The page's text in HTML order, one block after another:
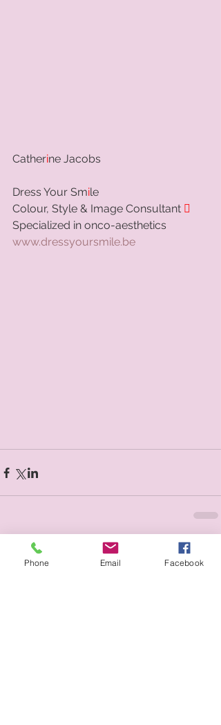
Catherine Jacobs
Dress Your Smile
Colour, Style & Image Consultant 
Specialized in onco-aesthetics
www.dressyoursmile.be
Commentaires
Phone Email Facebook